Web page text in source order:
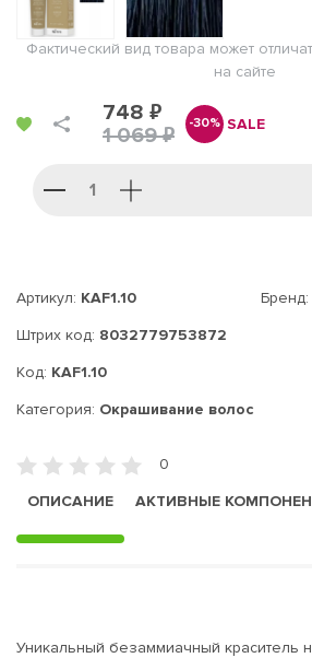
Фактический вид товара может
на сайте
748 ₽
1 069 ₽
-30% SALE
Артикул: KAF1.10
Штрих код: 8032779753872
Код: KAF1.10
Бренд:
Категория: Окрашивание волос
0
ОПИСАНИЕ
АКТИВНЫЕ
Уникальный безаммиачный краситель